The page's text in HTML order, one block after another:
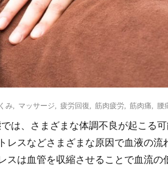
み マッサージ 疲労回復 筋肉疲労 筋肉痛 腰
は、さまざまな体調不良が起こる
レスなどさまざまな原因で血液の
スは血管を収縮させることで血流の